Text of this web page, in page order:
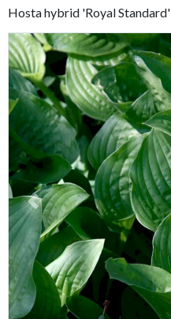
Hosta hybrid 'Royal Standard'
Previous